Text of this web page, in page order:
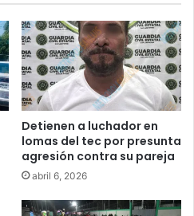
Detienen a luchador en
lomas del tec por presunta
agresión contra su pareja
abril 6, 2026